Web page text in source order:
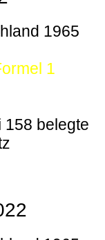
1965
1
158 belegte